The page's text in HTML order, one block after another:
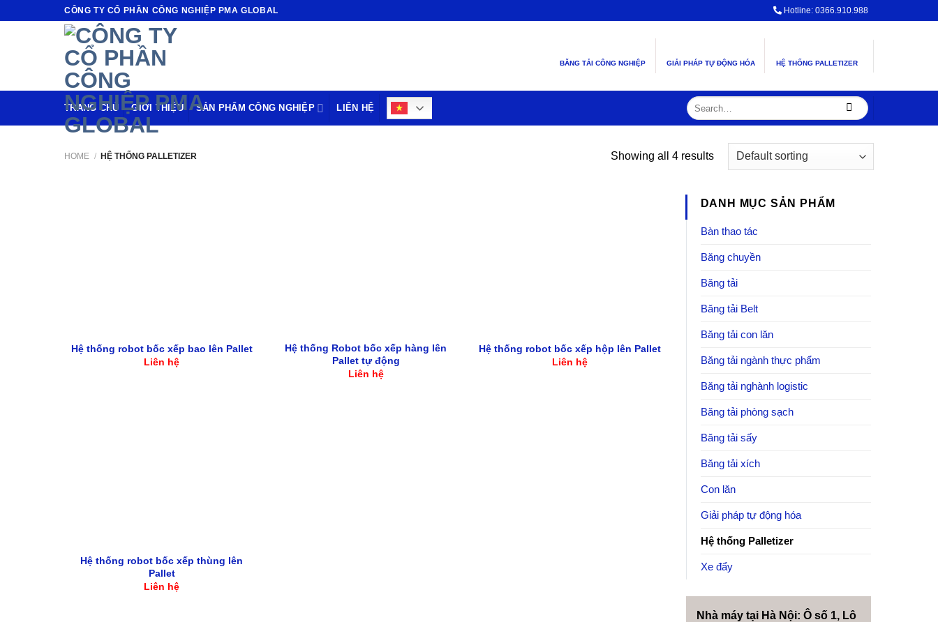
CÔNG TY CỔ PHẦN CÔNG NGHIỆP PMA GLOBAL Hotline: 0366.910.988
BĂNG TẢI CÔNG NGHIỆP GIẢI PHÁP TỰ ĐỘNG HÓA HỆ THỐNG PALLETIZER
TRANG CHỦ GIỚI THIỆU SẢN PHẨM CÔNG NGHIỆP LIÊN HỆ
Search
for:
HOME / HỆ THỐNG PALLETIZER Showing all 4 results
Hệ thống robot bốc xếp bao lên Pallet
Liên hệ
Hệ thống Robot bốc xếp hàng lên
Pallet tự động
Liên hệ
Hệ thống robot bốc xếp hộp lên Pallet
Liên hệ
Hệ thống robot bốc xếp thùng lên
Pallet
Liên hệ
DANH MỤC SẢN PHẨM
Bàn thao tác
Băng chuyền
Băng tải
Băng tải Belt
Băng tải con lăn
Băng tải ngành thực phẩm
Băng tải nghành logistic
Băng tải phòng sạch
Băng tải sấy
Băng tải xích
Con lăn
Giải pháp tự động hóa
Hệ thống Palletizer
Xe đẩy
Nhà máy tại Hà Nội: Ô số 1, Lô